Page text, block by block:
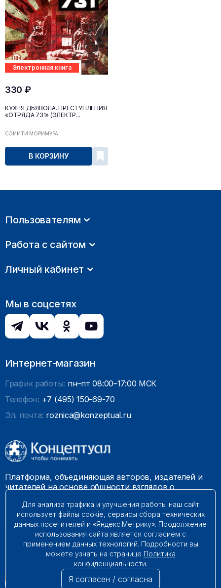
Электронная книга
330 ₽
КУХНЯ ДЬЯВОЛА. ПРЕСТУПЛЕНИЯ
«ОТРЯДА 731» (ЭЛЕКТР...
СЭЙИТИ МОРИМУРА
В КОРЗИНУ
Пользователям
Работа с сайтом
Личный кабинет
Мы в соцсетях
Интернет-магазин
График работы: пн–пт 08:00–17:00 МСК
Телефон: +7 (495) 150-69-70
Эл. почта: roznica@konzeptual.ru
Платформа, объединяющая авторов, издателей и
читателей на основе общности взглядов о
гармоничного мироустройства. Наши книги можно
встретить на многих книготорговых площадках
России.
© 2009 – 2026. Все права защищены.
Для анализа трафика и улучшения работы наш сайт
использует файлы cookie, сервисы сбора технических
данных посетителей и «Яндекс.Метрику». Продолжение
использования сайта является согласием с
применением данных технологий. Подробности вы
можете узнать на странице Политика
конфиденциальности.
Я согласен / согласна